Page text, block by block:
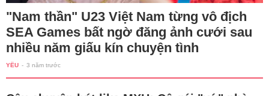
"Nam thần" U23 Việt Nam từng vô địch
SEA Games bất ngờ đăng ảnh cưới sau
nhiều năm giấu kín chuyện tình
YÊU - 3 năm trước